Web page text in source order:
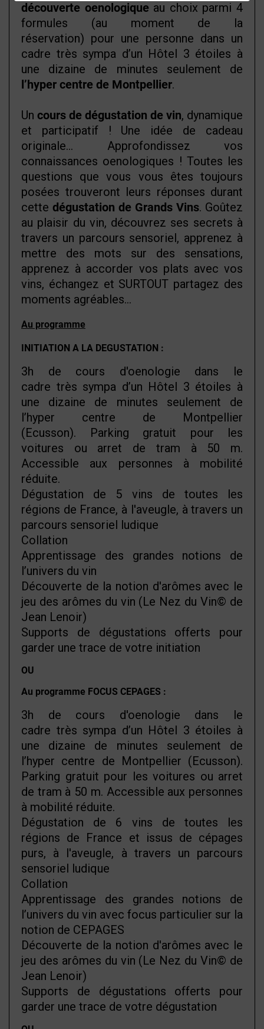
découverte oenologique au choix parmi 4
formules (au moment de la
réservation) pour une personne dans un
cadre très sympa d’un Hôtel 3 étoiles à
une dizaine de minutes seulement de
l’hyper centre de Montpellier.
Un cours de dégustation de vin, dynamique
et participatif ! Une idée de cadeau
originale... Approfondissez vos
connaissances oenologiques ! Toutes les
questions que vous vous êtes toujours
posées trouveront leurs réponses durant
cette dégustation de Grands Vins. Goûtez
au plaisir du vin, découvrez ses secrets à
travers un parcours sensoriel, apprenez à
mettre des mots sur des sensations,
apprenez à accorder vos plats avec vos
vins, échangez et SURTOUT partagez des
moments agréables...
Au programme
INITIATION A LA DEGUSTATION :
3h de cours d'oenologie dans le
cadre très sympa d’un Hôtel 3 étoiles à
une dizaine de minutes seulement de
l’hyper centre de Montpellier
(Ecusson). Parking gratuit pour les
voitures ou arret de tram à 50 m.
Accessible aux personnes à mobilité
réduite.
Dégustation de 5 vins de toutes les
régions de France, à l'aveugle, à travers un
parcours sensoriel ludique
Collation
Apprentissage des grandes notions de
l’univers du vin
Découverte de la notion d'arômes avec le
jeu des arômes du vin (Le Nez du Vin© de
Jean Lenoir)
Supports de dégustations offerts pour
garder une trace de votre initiation
OU
Au programme FOCUS CEPAGES :
3h de cours d'oenologie dans le
cadre très sympa d’un Hôtel 3 étoiles à
une dizaine de minutes seulement de
l’hyper centre de Montpellier (Ecusson).
Parking gratuit pour les voitures ou arret
de tram à 50 m. Accessible aux personnes
à mobilité réduite.
Dégustation de 6 vins de toutes les
régions de France et issus de cépages
purs, à l'aveugle, à travers un parcours
sensoriel ludique
Collation
Apprentissage des grandes notions de
l’univers du vin avec focus particulier sur la
notion de CEPAGES
Découverte de la notion d'arômes avec le
jeu des arômes du vin (Le Nez du Vin© de
Jean Lenoir)
Supports de dégustations offerts pour
garder une trace de votre dégustation